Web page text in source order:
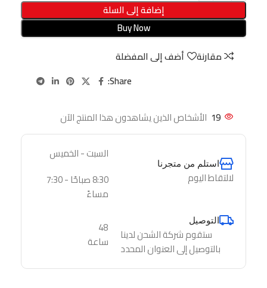
إضافة إلى السلة
Buy Now
مقارنة
أضف إلى المفضلة
Share:
19 الأشخاص الذين يشاهدون هذا المنتج الآن
استلم من متجرنا
لالتقاط اليوم
السبت - الخميس
8:30 صباحًا - 7:30
مساءً
التوصيل
ستقوم شركة الشحن لدينا
بالتوصيل إلى العنوان المحدد
48
ساعة